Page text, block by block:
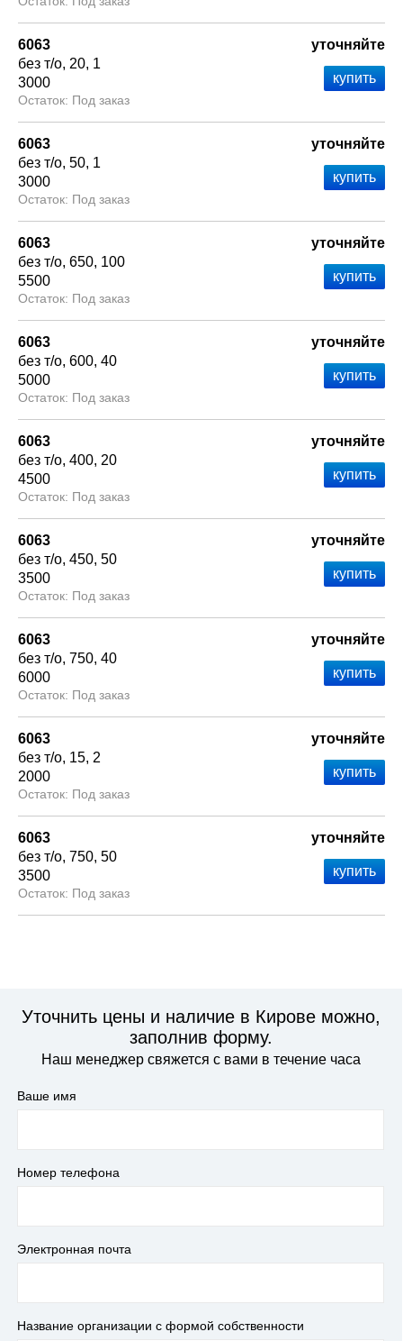
6063
без т/о 20 1
3000
Под заказ
уточняйте
6063
без т/о 50 1
3000
Под заказ
уточняйте
6063
без т/о 650 100
5500
Под заказ
уточняйте
6063
без т/о 600 40
5000
Под заказ
уточняйте
6063
без т/о 400 20
4500
Под заказ
уточняйте
6063
без т/о 450 50
3500
Под заказ
уточняйте
6063
без т/о 750 40
6000
Под заказ
уточняйте
6063
без т/о 15 2
2000
Под заказ
уточняйте
6063
без т/о 750 50
3500
Под заказ
уточняйте
Уточнить цены и наличие в Кирове можно,
заполнив форму.
Наш менеджер свяжется с вами в течение часа
Ваше имя
Номер телефона
Электронная почта
Название организации с формой собственности